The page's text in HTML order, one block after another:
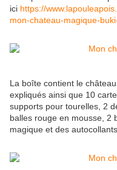
ici https://
mon-chateau-magique-
La boîte contient le
expliqués ainsi que 10
supports pour tourelles, 2
balles rouge en mousse, 2
magique et des autocollants.